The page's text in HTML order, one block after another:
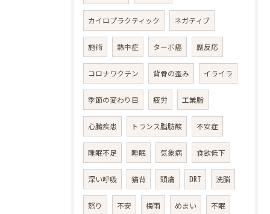
カイロプラクティック ネガティブ
施術 熱中症 ターボ癌 副反応
コロナワクチン 背骨の歪み イライラ
季節の変わり目 疲労 工業脂
心臓疾患 トランス脂肪酸 不安症
睡眠不足 睡眠 気象病 食欲低下
深い呼吸 猫背 頭痛 DRT 洗脳
怒り 不安 梅雨 めまい 不眠